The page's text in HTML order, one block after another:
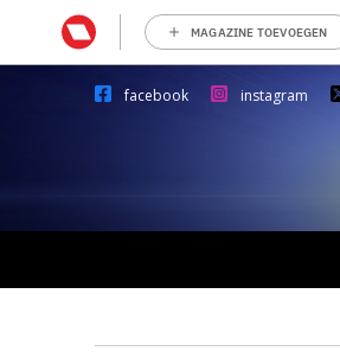
MAGAZINE TOEVOEGEN
facebook instagram